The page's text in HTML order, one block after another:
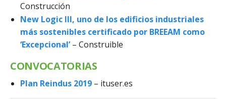
Construcción
New Logic III, uno de los edificios industriales
más sostenibles certificado por BREEAM como
‘Excepcional’– Construible
CONVOCATORIAS
Plan Reindus 2019 – ituser.es